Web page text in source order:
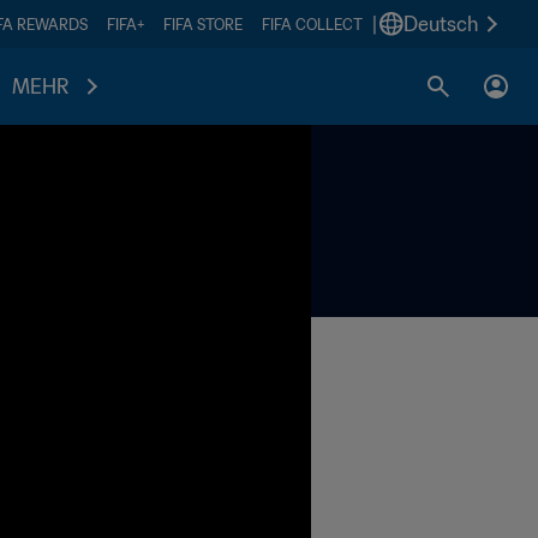
REWARDS FIFA+ FIFA STORE FIFA COLLECT Deutsch
MEHR